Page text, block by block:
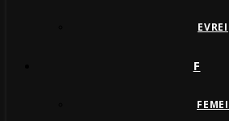
EVREI
F
FEMEI